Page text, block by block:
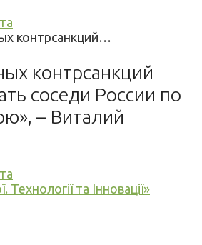
контрсанкций…
контрсанкций
соседи России по
– Виталий
та Інновації»